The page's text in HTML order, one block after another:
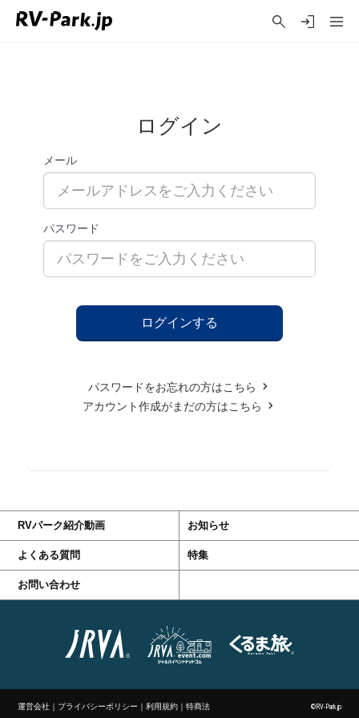
ログイン
メール
パスワード
パスワードをお忘れの方はこちら
アカウント作成がまだの方はこちら
RVパーク紹介動画 お知らせ
よくある質問 特集
お問い合わせ
運営会社 ｜ プライバシーポリシー ｜利用規約 ｜特商法 ©RV-Park.jp